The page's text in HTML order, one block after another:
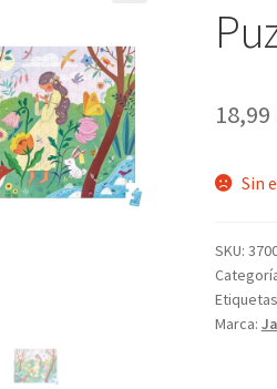
18,99
Sin
SKU:
Marca: